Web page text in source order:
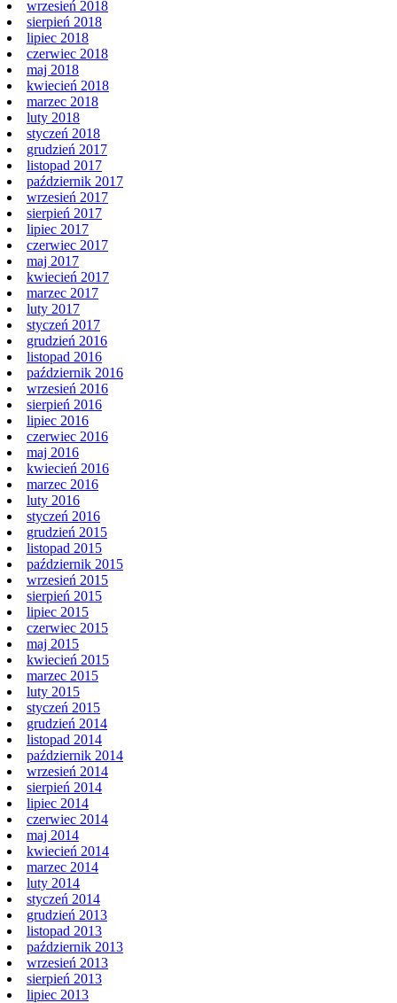
wrzesień 2018
sierpień 2018
lipiec 2018
czerwiec 2018
maj 2018
kwiecień 2018
marzec 2018
luty 2018
styczeń 2018
grudzień 2017
listopad 2017
październik 2017
wrzesień 2017
sierpień 2017
lipiec 2017
czerwiec 2017
maj 2017
kwiecień 2017
marzec 2017
luty 2017
styczeń 2017
grudzień 2016
listopad 2016
październik 2016
wrzesień 2016
sierpień 2016
lipiec 2016
czerwiec 2016
maj 2016
kwiecień 2016
marzec 2016
luty 2016
styczeń 2016
grudzień 2015
listopad 2015
październik 2015
wrzesień 2015
sierpień 2015
lipiec 2015
czerwiec 2015
maj 2015
kwiecień 2015
marzec 2015
luty 2015
styczeń 2015
grudzień 2014
listopad 2014
październik 2014
wrzesień 2014
sierpień 2014
lipiec 2014
czerwiec 2014
maj 2014
kwiecień 2014
marzec 2014
luty 2014
styczeń 2014
grudzień 2013
listopad 2013
październik 2013
wrzesień 2013
sierpień 2013
lipiec 2013